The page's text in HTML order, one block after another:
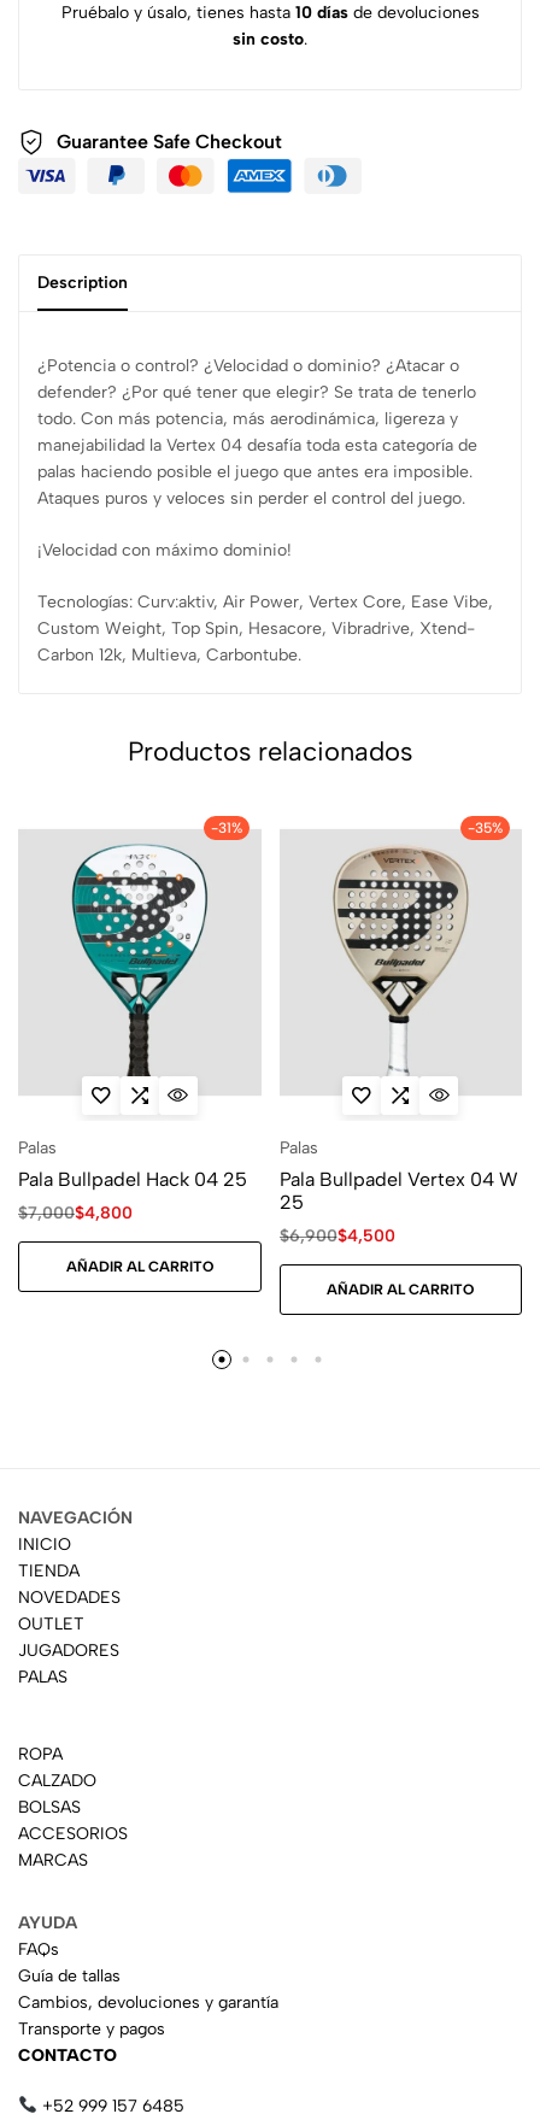
Pruébalo y úsalo, tienes hasta 10 díasde devoluciones
sin costo.
Guarantee Safe Checkout
Description
¿Potencia o control? ¿Velocidad o dominio? ¿Atacar o
defender? ¿Por qué tener que elegir? Se trata de tenerlo
todo. Con más potencia, más aerodinámica, ligereza y
manejabilidad la Vertex 04 desafía toda esta categoría de
palas haciendo posible el juego que antes era imposible.
Ataques puros y veloces sin perder el control del juego.
¡Velocidad con máximo dominio!
Tecnologías: Curv:aktiv, Air Power, Vertex Core, Ease Vibe,
Custom Weight, Top Spin, Hesacore, Vibradrive, Xtend-
Carbon 12k, Multieva, Carbontube.
Productos relacionados
-31%
Palas
Pala Bullpadel Hack 04 25
$7,000$4,800
AÑADIR AL CARRITO
-35%
Palas
Pala Bullpadel Vertex 04 W
25
$6,900$4,500
AÑADIR AL CARRITO
NAVEGACIÓN
INICIO
TIENDA
NOVEDADES
OUTLET
JUGADORES
PALAS
ROPA
CALZADO
BOLSAS
ACCESORIOS
MARCAS
AYUDA
FAQs
Guía de tallas
Cambios, devoluciones y garantía
Transporte y pagos
CONTACTO
+52 999 157 6485